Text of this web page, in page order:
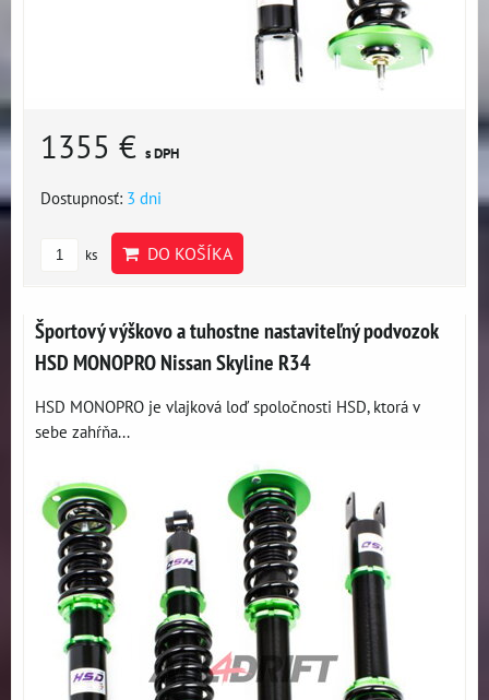
1355 € s DPH
Dostupnosť: 3 dni
ks DO KOŠÍKA
Športový výškovo a tuhostne nastaviteľný podvozok
HSD MONOPRO Nissan Skyline R34
HSD MONOPRO je vlajková loď spoločnosti HSD, ktorá v
sebe zahŕňa...